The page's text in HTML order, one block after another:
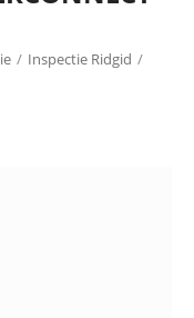
/ Inspectie Ridgid /